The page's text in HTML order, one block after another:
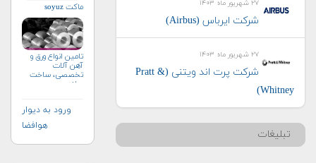
۲۷ شهریور ماه ۱۴۰۳
شرکت ایرباس (Airbus)
۲۷ شهریور ماه ۱۴۰۳
شرکت پرت اند ویتنی (Pratt &
Whitney)
تبلیغات
ماکت soyuz
تامین انواع ورق و
آهن آلات
تخصصی، ساخت
سازه
ورود به دیوار
هوافضا